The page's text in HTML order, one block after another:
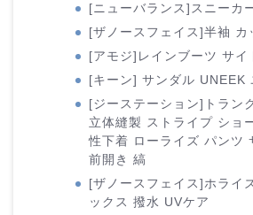
[ニューバランス]スニーカ
[ザノースフェイス]半袖 カ
[アモジ]レインブーツ サイ
[キーン] サンダル UNEEK
[ジーステーション]トラン
立体縫製 ストライプ ショ
性下着 ローライズ パンツ
前開き 縞
[ザノースフェイス]ホライ
ックス 撥水 UVケア